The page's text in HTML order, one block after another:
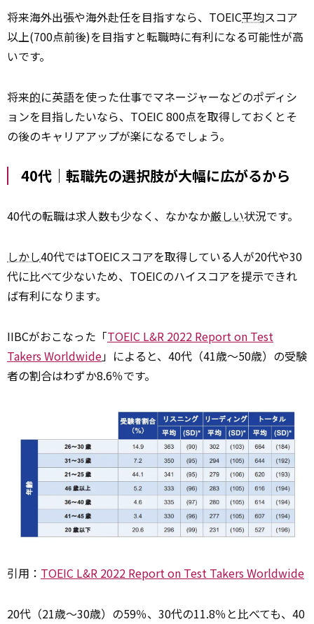
将来海外出張や海外赴任を目指すなら、TOEIC平均スコア
以上(700点前後)を目指すと転職時に有利になる可能性が高
いです。
将来的に英語を使った仕事でマネージャーなどのポディシ
ョンを目指したいなら、TOEIC 800点を取得しておくとそ
の後のキャリアアップが楽になるでしょう。
40代｜転職先の選択肢が大幅に広がるから
40代の転職は求人数も少なく、なかなか厳しい状況です。
しかし40代ではTOEICスコアを取得している人が20代や30
代に比べて少ないため、TOEICのハイスコアを提示できれ
ば有利になります。
IIBCがおこなった「TOEIC L&R 2022 Report on Test
Takers Worldwide」によると、40代（41歳〜50歳）の受験
者の割合はわずか8.6％です。
引用： TOEIC L&R 2022 Report on Test Takers Worldwide
20代（21歳〜30歳）の59％、30代の11.8％と比べても、40